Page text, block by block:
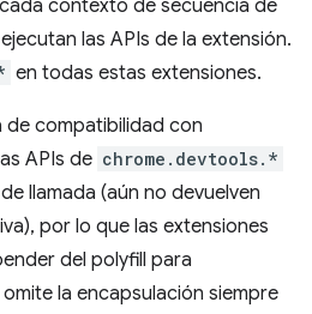
contexto de secuencia de
las APIs de la extensión.
en todas estas extensiones.
de compatibilidad con
APIs de chrome.devtools.*
llamada (aún no devuelven
por lo que las extensiones
del polyfill para
la encapsulación siempre